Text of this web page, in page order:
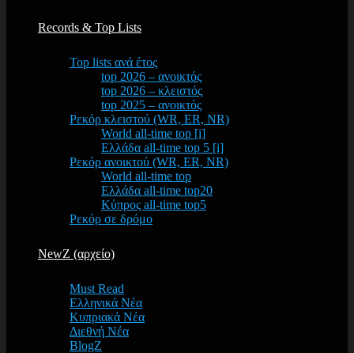
Records & Top Lists
Top lists ανά έτος
top 2026 – ανοικτός
top 2026 – κλειστός
top 2025 – ανοικτός
Ρεκόρ κλειστού (WR, ER, NR)
World all-time top [i]
Ελλάδα all-time top 5 [i]
Ρεκόρ ανοικτού (WR, ER, NR)
World all-time top
Ελλάδα all-time top20
Κύπρος all-time top5
Ρεκόρ σε δρόμο
NewZ (αρχείο)
Must Read
Ελληνικά Νέα
Κυπριακά Νέα
Διεθνή Νέα
BlogZ